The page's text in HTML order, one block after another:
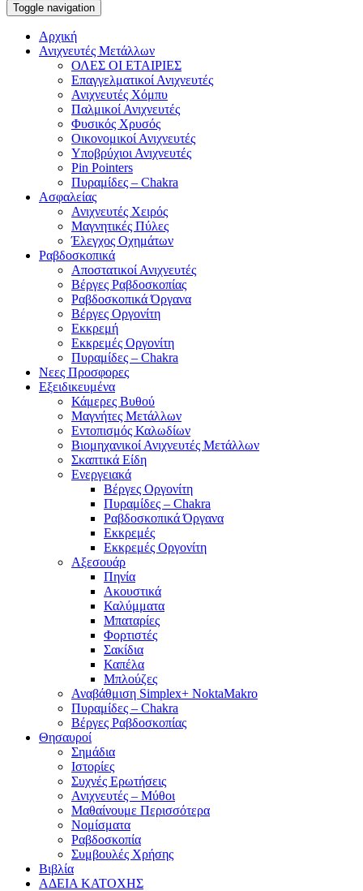
Toggle navigation
Αρχική
Ανιχνευτές Μετάλλων
ΟΛΕΣ ΟΙ ΕΤΑΙΡΙΕΣ
Επαγγελματικοί Ανιχνευτές
Ανιχνευτές Χόμπυ
Παλμικοί Ανιχνευτές
Φυσικός Χρυσός
Οικονομικοί Ανιχνευτές
Υποβρύχιοι Ανιχνευτές
Pin Pointers
Πυραμίδες – Chakra
Ασφαλείας
Ανιχνευτές Χειρός
Μαγνητικές Πύλες
Έλεγχος Οχημάτων
Ραβδοσκοπικά
Αποστατικοί Ανιχνευτές
Βέργες Ραβδοσκοπίας
Ραβδοσκοπικά Όργανα
Βέργες Οργονίτη
Εκκρεμή
Εκκρεμές Οργονίτη
Πυραμίδες – Chakra
Νεες Προσφορες
Εξειδικευμένα
Κάμερες Βυθού
Μαγνήτες Μετάλλων
Εντοπισμός Καλωδίων
Βιομηχανικοί Ανιχνευτές Μετάλλων
Σκαπτικά Είδη
Ενεργειακά
Βέργες Οργονίτη
Πυραμίδες – Chakra
Ραβδοσκοπικά Όργανα
Εκκρεμές
Εκκρεμές Οργονίτη
Αξεσουάρ
Πηνία
Ακουστικά
Καλύμματα
Μπαταρίες
Φορτιστές
Σακίδια
Καπέλα
Μπλούζες
Αναβάθμιση Simplex+ NoktaMakro
Πυραμίδες – Chakra
Βέργες Ραβδοσκοπίας
Θησαυροί
Σημάδια
Ιστορίες
Συχνές Ερωτήσεις
Ανιχνευτές – Μύθοι
Μαθαίνουμε Περισσότερα
Νομίσματα
Ραβδοσκοπία
Συμβουλές Χρήσης
Βιβλία
ΑΔΕΙΑ ΚΑΤΟΧΗΣ